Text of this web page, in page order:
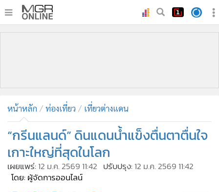
• บันเทิง
ผู้จัดการรายวัน
คอลัมนิสต์
• ละคร
CbizReview
หน้าหลัก ท่องเที่ยว เที่ยวต่างแดน
“กรีนแลนด์” ดินแดนน้ำแข็งตื่นตาตื่นใจ
เกาะใหญ่ที่สุดในโลก
เผยแพร่: 12 ม.ค. 2569 11:42 ปรับปรุง: 12 ม.ค. 2569 11:42
โดย: ผู้จัดการออนไลน์